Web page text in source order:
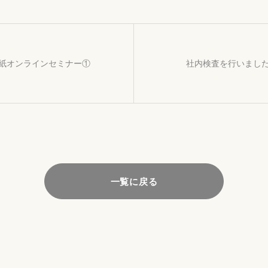
オンラインセミナー① 社内検査を行いまし
一覧に戻る